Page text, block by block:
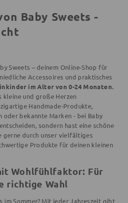
Baby Sweets -
Sweets – deinem Online-Shop für
Accessoires und praktisches
im Alter von 0-24 Monaten.
kleine und große Herzen
Handmade-Produkte,
bekannte Marken - bei Baby
sondern hast eine schöne
gerne durch unser vielfältiges
Produkte für deinen kleinen
Wohlfühlfaktor: Für
richtige Wahl
im Sommer? Mit jeder Jahreszeit gibt